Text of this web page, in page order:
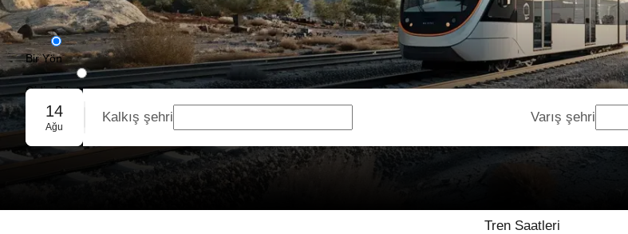
Bir Yön
Gidiş-Dönüş
Grup Rezervasyonu
14
Ağu
Kalkış şehri Varış şehri
Tren Saatleri